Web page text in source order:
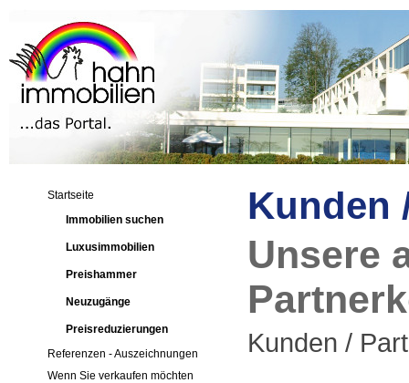
Startseite
Immobilien suchen
Luxusimmobilien
Preishammer
Neuzugänge
Preisreduzierungen
Referenzen - Auszeichnungen
Wenn Sie verkaufen möchten
Kunden
Unsere
Kunden /